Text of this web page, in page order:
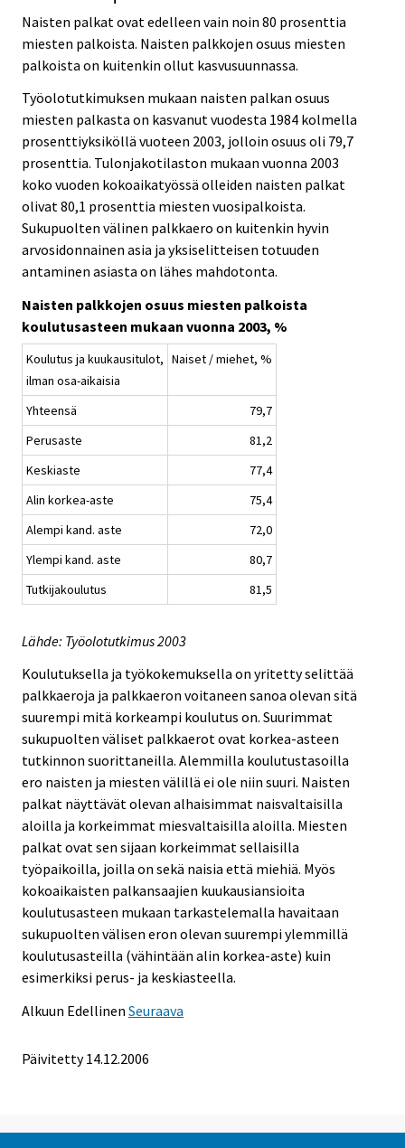
Naisten palkat ovat edelleen vain noin 80 prosenttia
miesten palkoista. Naisten palkkojen osuus miesten
palkoista on kuitenkin ollut kasvusuunnassa.
Työolotutkimuksen mukaan naisten palkan osuus
miesten palkasta on kasvanut vuodesta 1984 kolmella
prosenttiyksiköllä vuoteen 2003, jolloin osuus oli 79,7
prosenttia. Tulonjakotilaston mukaan vuonna 2003
koko vuoden kokoaikatyössä olleiden naisten palkat
olivat 80,1 prosenttia miesten vuosipalkoista.
Sukupuolten välinen palkkaero on kuitenkin hyvin
arvosidonnainen asia ja yksiselitteisen totuuden
antaminen asiasta on lähes mahdotonta.
Naisten palkkojen osuus miesten palkoista
koulutusasteen mukaan vuonna 2003, %
Koulutus ja kuukausitulot,
ilman osa-aikaisia
Naiset / miehet, %
Yhteensä
79,7
Perusaste
81,2
Keskiaste
77,4
Alin korkea-aste
75,4
Alempi kand. aste
72,0
Ylempi kand. aste
80,7
Tutkijakoulutus
81,5
Lähde: Työolotutkimus 2003
Koulutuksella ja työkokemuksella on yritetty selittää
palkkaeroja ja palkkaeron voitaneen sanoa olevan sitä
suurempi mitä korkeampi koulutus on. Suurimmat
sukupuolten väliset palkkaerot ovat korkea-asteen
tutkinnon suorittaneilla. Alemmilla koulutustasoilla
ero naisten ja miesten välillä ei ole niin suuri. Naisten
palkat näyttävät olevan alhaisimmat naisvaltaisilla
aloilla ja korkeimmat miesvaltaisilla aloilla. Miesten
palkat ovat sen sijaan korkeimmat sellaisilla
työpaikoilla, joilla on sekä naisia että miehiä. Myös
kokoaikaisten palkansaajien kuukausiansioita
koulutusasteen mukaan tarkastelemalla havaitaan
sukupuolten välisen eron olevan suurempi ylemmillä
koulutusasteilla (vähintään alin korkea-aste) kuin
esimerkiksi perus- ja keskiasteella.
Alkuun Edellinen Seuraava
Päivitetty14.12.2006